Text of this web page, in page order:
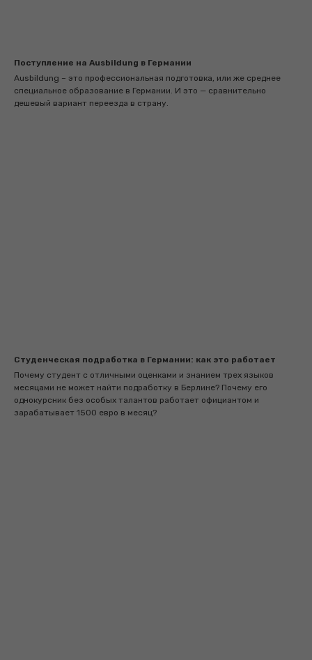
Поступление на Ausbildung в Германии
Ausbildung – это профессиональная подготовка, или же среднее
специальное образование в Германии. И это — сравнительно
дешевый вариант переезда в страну.
Студенческая подработка в Германии: как это работает
Почему студент с отличными оценками и знанием трех языков
месяцами не может найти подработку в Берлине? Почему его
однокурсник без особых талантов работает официантом и
зарабатывает 1500 евро в месяц?